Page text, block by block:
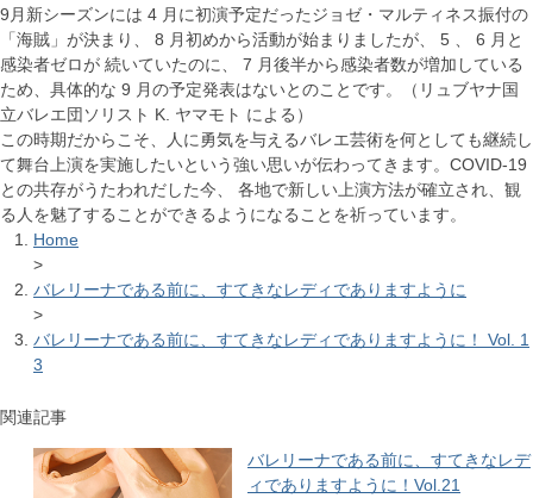
9月新シーズンには 4 月に初演予定だったジョゼ・マルティネス振付の
「海賊」が決まり、 8 月初めから活動が始まりましたが、 5 、 6 月と
感染者ゼロが 続いていたのに、 7 月後半から感染者数が増加している
ため、具体的な 9 月の予定発表はないとのことです。（リュブヤナ国
立バレエ団ソリスト K. ヤマモト による）
この時期だからこそ、人に勇気を与えるバレエ芸術を何としても継続し
て舞台上演を実施したいという強い思いが伝わってきます。COVID-19
との共存がうたわれだした今、 各地で新しい上演方法が確立され、観
る人を魅了することができるようになることを祈っています。
Home
>
バレリーナである前に、すてきなレディでありますように
>
バレリーナである前に、すてきなレディでありますように！ Vol. 1
3
関連記事
バレリーナである前に、すてきなレデ
ィでありますように！Vol.21